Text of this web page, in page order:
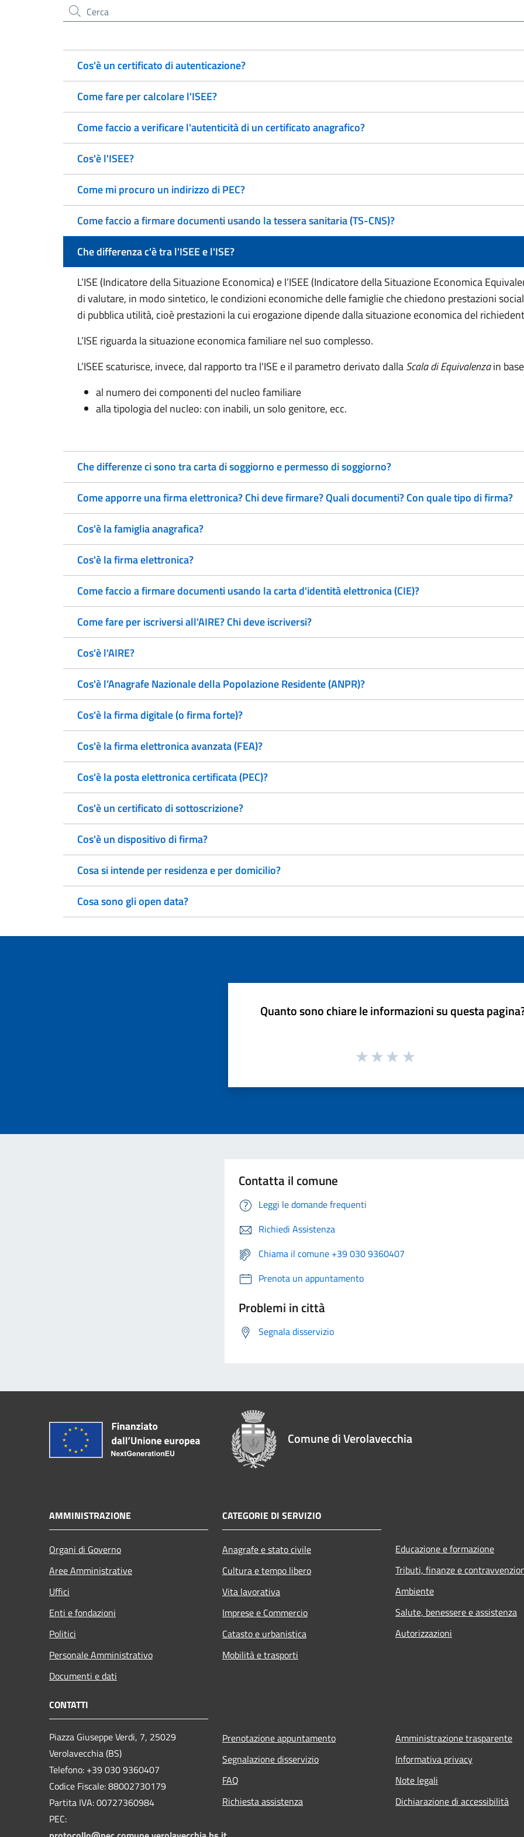
Cerca nel sito
Cos'è un certificato di autenticazione?
Come fare per calcolare l'ISEE?
Come faccio a verificare l'autenticità di un certificato anagrafico?
Cos'è l'ISEE?
Come mi procuro un indirizzo di PEC?
Come faccio a firmare documenti usando la tessera sanitaria (TS-CNS)?
Che differenza c'è tra l'ISEE e l'ISE?
L’ISE (Indicatore della Situazione Economica) e l’ISEE (Indicatore della Situazione Economica
di valutare, in modo sintetico, le condizioni economiche delle famiglie che chiedono prestazioni
di pubblica utilità, cioè prestazioni la cui erogazione dipende dalla situazione economica del
L’ISE riguarda la situazione economica familiare nel suo complesso.
L’ISEE scaturisce, invece, dal rapporto tra l'ISE e il parametro derivato dallaScala di Equivalenzain
al numero dei componenti del nucleo familiare
alla tipologia del nucleo: con inabili, un solo genitore, ecc.
Che differenze ci sono tra carta di soggiorno e permesso di soggiorno?
Come apporre una firma elettronica? Chi deve firmare? Quali documenti? Con quale tipo di firma?
Cos'è la famiglia anagrafica?
Cos'è la firma elettronica?
Come faccio a firmare documenti usando la carta d'identità elettronica (CIE)?
Come fare per iscriversi all'AIRE? Chi deve iscriversi?
Cos'è l'AIRE?
Cos'è l’Anagrafe Nazionale della Popolazione Residente (ANPR)?
Cos'è la firma digitale (o firma forte)?
Cos'è la firma elettronica avanzata (FEA)?
Cos'è la posta elettronica certificata (PEC)?
Cos'è un certificato di sottoscrizione?
Cos'è un dispositivo di firma?
Cosa si intende per residenza e per domicilio?
Cosa sono gli open data?
Quanto sono chiare le informazioni su questa
Contatta il comune
Leggi le domande frequenti
Richiedi Assistenza
Chiama il comune +39 030 9360407
Prenota un appuntamento
Problemi in città
Segnala disservizio
Comune di Verolavecchia
AMMINISTRAZIONE
Organi di Governo
Aree Amministrative
Uffici
Enti e fondazioni
Politici
Personale Amministrativo
Documenti e dati
CATEGORIE DI SERVIZIO
Anagrafe e stato civile
Cultura e tempo libero
Vita lavorativa
Imprese e Commercio
Catasto e urbanistica
Mobilità e trasporti
Educazione e formazione
Tributi, finanze e
Ambiente
Salute, benessere e assistenza
Autorizzazioni
CONTATTI
Piazza Giuseppe Verdi, 7, 25029
Verolavecchia (BS)
Telefono: +39 030 9360407
Codice Fiscale: 88002730179
Partita IVA: 00727360984
PEC:
Prenotazione appuntamento
Segnalazione disservizio
FAQ
Richiesta assistenza
Amministrazione trasparente
Informativa privacy
Note legali
Dichiarazione di accessibilità